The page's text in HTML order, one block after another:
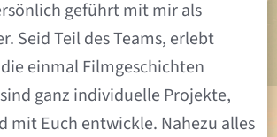
geführt mit mir als
Seid Teil des Teams, erlebt
einmal Filmgeschichten
ganz individuelle Projekte,
mit Euch entwickle. Nahezu alles